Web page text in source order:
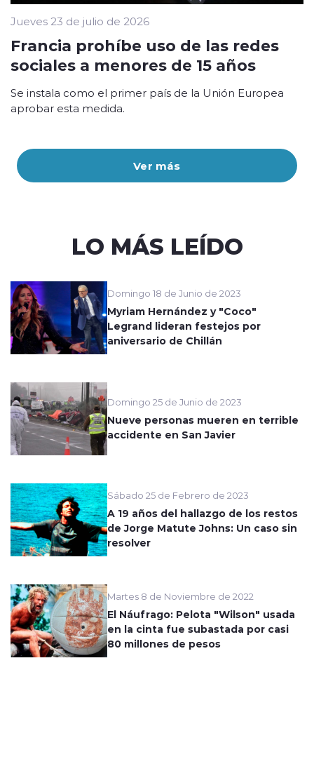
Ver más
Jueves 23 de julio de 2026
Francia prohíbe uso de las redes
sociales a menores de 15 años
Se instala como el primer país de la Unión Europea
aprobar esta medida.
LO MÁS LEÍDO
Domingo 18 de Junio de 2023
Myriam Hernández y "Coco"
Legrand lideran festejos por
aniversario de Chillán
Domingo 25 de Junio de 2023
Nueve personas mueren en terrible
accidente en San Javier
Sábado 25 de Febrero de 2023
A 19 años del hallazgo de los restos
de Jorge Matute Johns: Un caso sin
resolver
Martes 8 de Noviembre de 2022
El Náufrago: Pelota "Wilson" usada
en la cinta fue subastada por casi
80 millones de pesos